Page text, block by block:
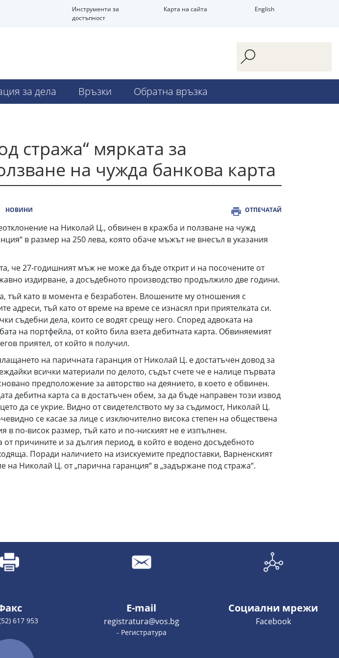
Инструменти за
достъпност
Карта на сайта English
за дела Връзки Обратна връзка
стража“ мярката за
на чужда банкова карта
НОВИНИ ОТПЕЧАТАЙ
на Николай Ц., обвинен в кражба и ползване на чужд
в размер на 250 лева, която обаче мъжът не внесъл в указания
че 27-годишният мъж не може да бъде открит и на посочените от
издирване, а досъдебното производство продължило две години.
тъй като в момента е безработен. Влошените му отношения с
тъй като от време на време се изнасял при приятелката си.
съдебни дела, които се водят срещу него. Според адвоката на
на портфейла, от който била взета дебитната карта. Обвиняемият
приятел, от който я получил.
на паричната гаранция от Николай Ц. е достатъчен довод за
всички материали по делото, съдът счете че е налице първата
предположение за авторство на деянието, в което е обвинен.
дебитна карта са в достатъчен обем, за да бъде направен този извод
да се укрие. Видно от свидетелството му за съдимост, Николай Ц.
се касае за лице с изключително висока степен на обществена
по-висок размер, тъй като и по-ниският не е изпълнен.
причините и за дългия период, в който е водено досъдебното
Поради наличието на изискуемите предпоставки, Варненският
Николай Ц. от „парична гаранция“ в „задържане под стража“.
617 953
E-mail
registratura@vos.bg
- Регистратура
Социални мрежи
Facebook